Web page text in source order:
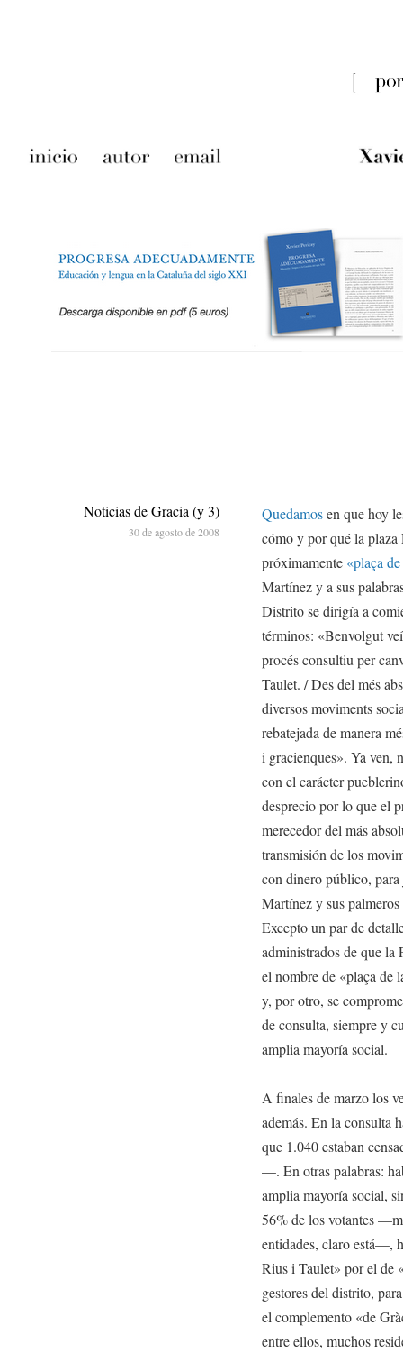
Quedamosen que hoy
cómo y por qué la plaza
próximamente «plaça
Martínez y a sus
Distrito se dirigía a
términos: «Benvolgut
procés consultiu per
Taulet. / Des del més
diversos moviments
rebatejada de manera
i gracienques». Ya ven,
con el carácter
desprecio por lo que el
merecedor del más
transmisión de los
con dinero público,
Martínez y sus
Excepto un par de
administrados de que la
el nombre de «plaça de
y, por otro, se
de consulta, siempre y
amplia mayoría social.
A finales de marzo los
además. En la consulta
que 1.040 estaban
—. En otras palabras:
amplia mayoría social,
56% de los votantes
entidades, claro está—,
Rius i Taulet» por el de
gestores del distrito,
el complemento «de
entre ellos, muchos
Noticias de Gracia (y 3)
30 de agosto de 2008